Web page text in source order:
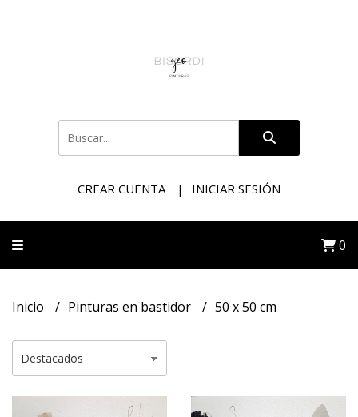
CREAR CUENTA INICIAR SESIÓN
0
Inicio Pinturas en bastidor 50 x 50 cm